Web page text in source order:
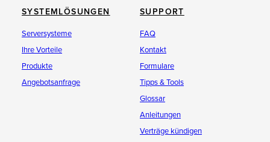
SYSTEMLÖSUNGEN
Serversysteme
Ihre Vorteile
Produkte
Angebotsanfrage
SUPPORT
FAQ
Kontakt
Formulare
Tipps & Tools
Glossar
Anleitungen
Verträge kündigen